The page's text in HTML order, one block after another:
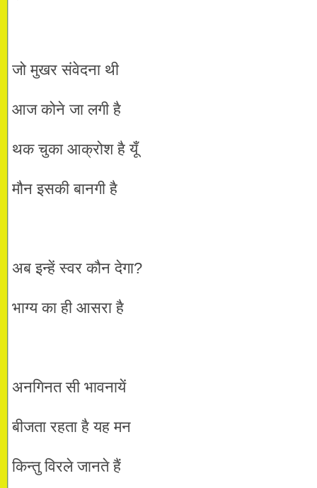
जो मुखर संवेदना थी
आज कोने जा लगी है
थक चुका आक्रोश है यूँ
मौन इसकी बानगी है
अब इन्हें स्वर कौन देगा?
भाग्य का ही आसरा है
अनगिनत सी भावनायें
बीजता रहता है यह मन
किन्तु विरले जानते हैं